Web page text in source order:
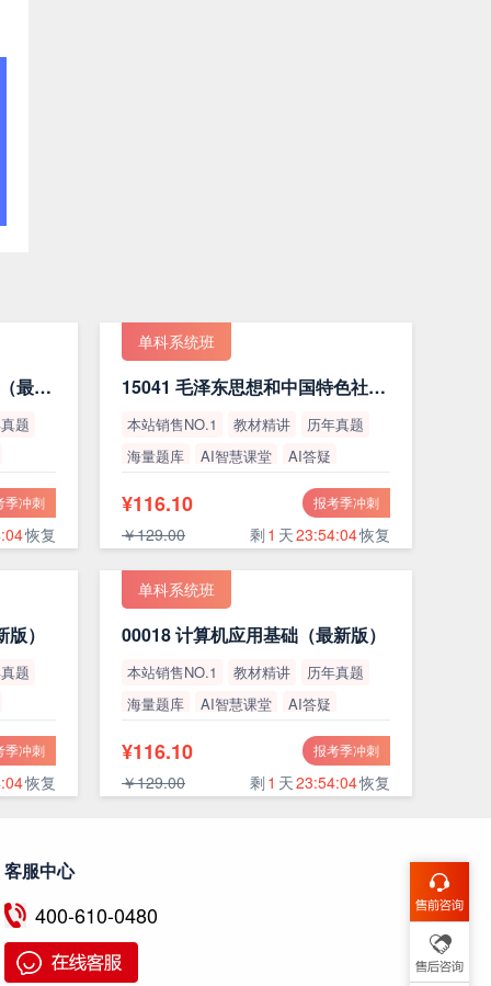
15044 马克思主义基本原理（最新版）
题
季冲刺
恢复
单科系统班
15041 毛泽东思想和中国特色社会主义理论体系概论（最新版）
本站销售NO.1 教材精讲
历年真题
海量题库
AI智慧课堂
AI答疑
报考季冲刺
¥116.10
￥129.00 剩1 天23:54:03恢复
）
题
季冲刺
恢复
单科系统班
00018 计算机应用基础（最新版）
本站销售NO.1 教材精讲
历年真题
海量题库
AI智慧课堂
AI答疑
报考季冲刺
¥116.10
￥129.00 剩1 天23:54:03恢复
客服中心
400-610-0480